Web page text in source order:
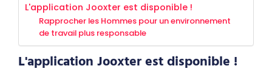
L'application Jooxter est disponible !
Rapprocher les Hommes pour un environnement
de travail plus responsable
L'application Jooxter est disponible !